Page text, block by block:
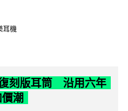
耳機
刻版耳筒 沿用六年
潮